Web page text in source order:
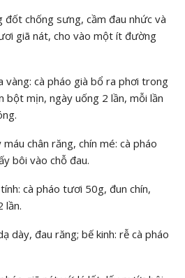
chống sưng, cầm đau nhức và
giã nát, cho vào một ít đường
vàng: cà pháo già bổ ra phơi trong
bột mịn, ngày uống 2 lần, mỗi lần
chân răng, chín mé: cà pháo
bôi vào chỗ đau.
cà pháo tươi 50g, đun chín,
lần.
dày, đau răng; bế kinh: rễ cà pháo